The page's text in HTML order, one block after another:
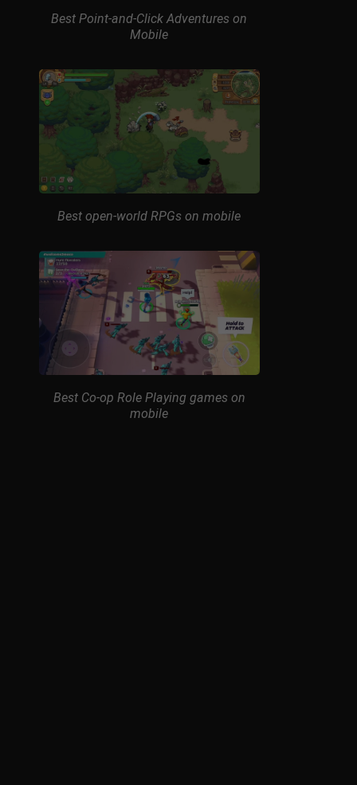
Best Point-and-Click Adventures on
Mobile
Best open-world RPGs on mobile
Best Co-op Role Playing games on
mobile